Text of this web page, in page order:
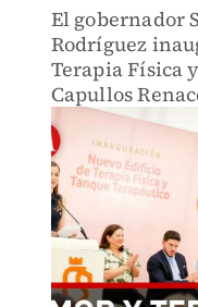
El gobernador
Rodríguez
Terapia Física
Capullos
médica
Nuevo León.